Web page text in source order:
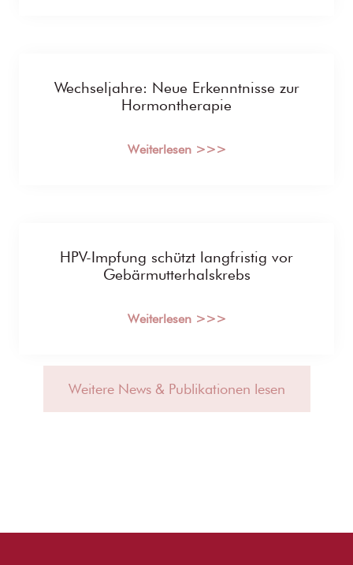
Wechseljahre: Neue Erkenntnisse zur
Hormontherapie
Weiterlesen >>>
HPV-Impfung schützt langfristig vor
Gebärmutterhalskrebs
Weiterlesen >>>
Weitere News & Publikationen lesen